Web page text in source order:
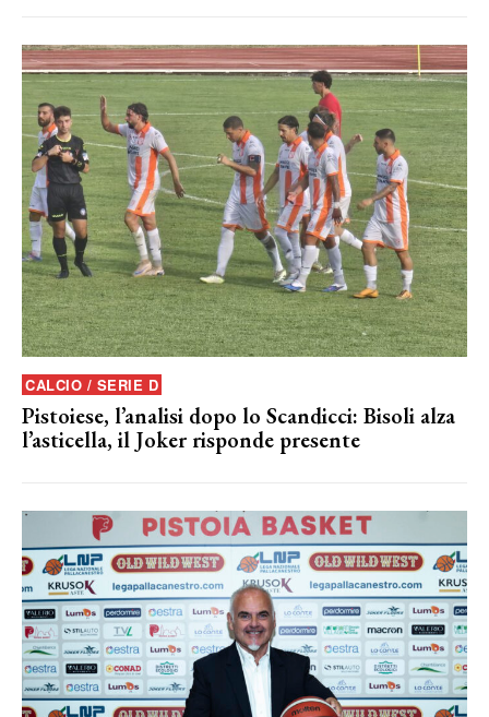
CALCIO / SERIE D
Pistoiese, l’analisi dopo lo Scandicci: Bisoli alza
l’asticella, il Joker risponde presente